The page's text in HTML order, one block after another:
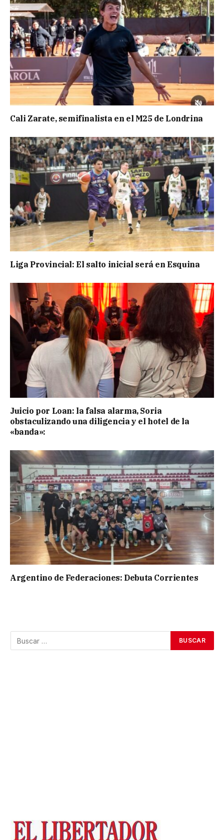
Cali Zarate, semifinalista en el M25 de Londrina
Liga Provincial: El salto inicial será en Esquina
Juicio por Loan: la falsa alarma, Soria
obstaculizando una diligencia y el hotel de la
«banda»:
Argentino de Federaciones: Debuta Corrientes